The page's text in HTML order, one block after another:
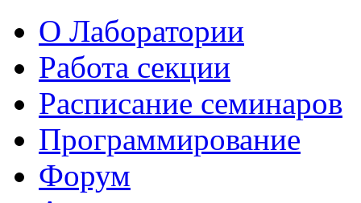
О Лаборатории
Работа секции
Расписание семинаров
Программирование
Форум